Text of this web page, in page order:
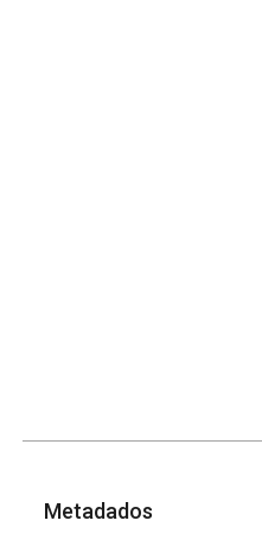
Metadados